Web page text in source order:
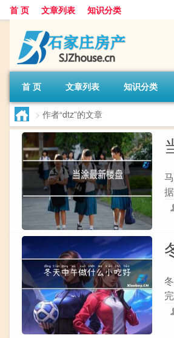
首 页 文章列表 知识分类
首 页 文章列表 知识分类
> 作者“dtz”的文章